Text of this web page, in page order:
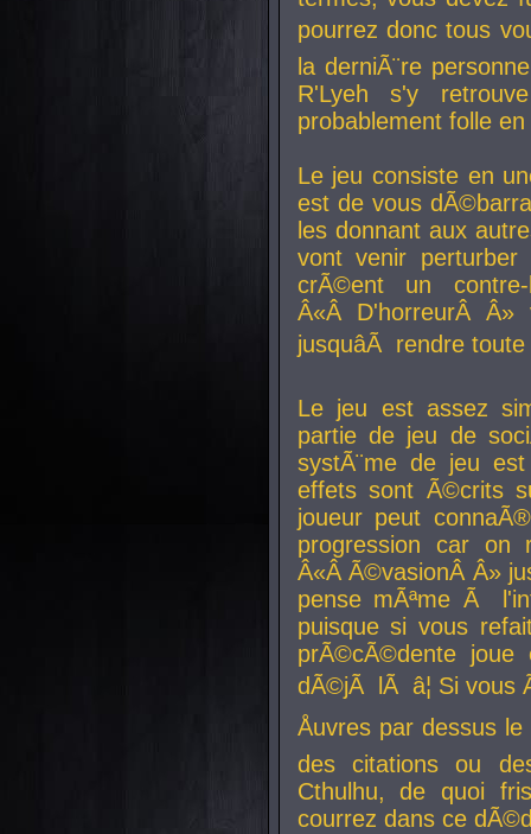
pourrez donc tous
la derniÃ¨re
R'Lyeh s'y
probablement folle
Le jeu consiste en
est de vous
les donnant aux
vont venir perturber
crÃ©ent un
Â«Â D'horreurÂ
jusquâÃ rendre
Le jeu est assez
partie de jeu de
systÃ¨me de jeu
effets sont Ã©crits
joueur peut
progression car
Â«Â Ã©vasionÂ Â»
pense mÃªme Ã
puisque si vous
prÃ©cÃ©dente
dÃ©jÃ lÃ â¦ Si vous
Åuvres par dessus
des citations ou
Cthulhu, de quoi
courrez dans ce